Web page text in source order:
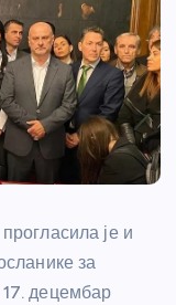
је и
за
децембар